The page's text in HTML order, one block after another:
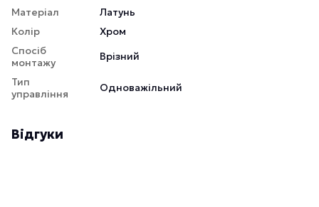
Матеріал
Латунь
Колір
Хром
Спосіб
монтажу
Врізний
Тип
управління
Одноважільний
Відгуки